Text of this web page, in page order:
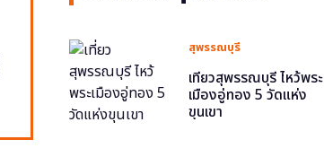
สุพรรณบุรี
เที่ยวสุพรรณบุรี ไหว้พระ
เมืองอู่ทอง 5 วัดแห่ง
ขุนเขา